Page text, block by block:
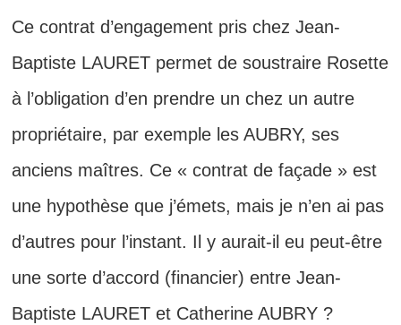
Ce contrat d’engagement pris chez Jean-
Baptiste LAURET permet de soustraire Rosette
à l’obligation d’en prendre un chez un autre
propriétaire, par exemple les AUBRY, ses
anciens maîtres. Ce « contrat de façade » est
une hypothèse que j’émets, mais je n’en ai pas
d’autres pour l’instant. Il y aurait-il eu peut-être
une sorte d’accord (financier) entre Jean-
Baptiste LAURET et Catherine AUBRY ?